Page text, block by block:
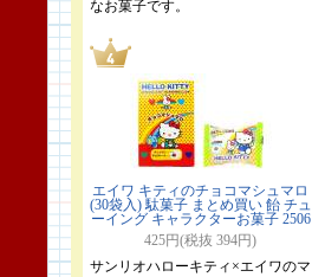
なお菓子です。
エイワ キティのチョコマシュマロ
(30袋入) 駄菓子 まとめ買い 飴 チュ
ーイング キャラクターお菓子 2506
425円(税抜 394円)
サンリオハローキティ×エイワのマ